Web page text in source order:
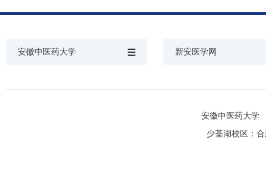
安徽中医药大学 新安医学网
安徽中医药大学
少荃湖校区：